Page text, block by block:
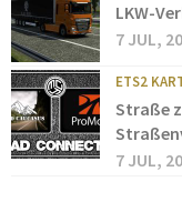
LKW-
7 JUL,
ETS2
Straße
7 JUL,